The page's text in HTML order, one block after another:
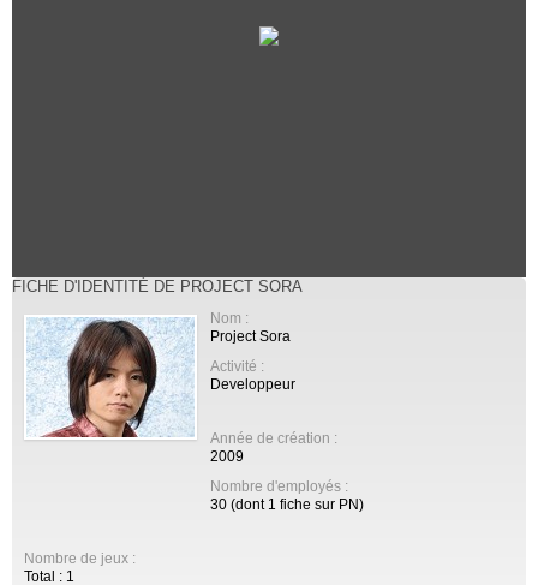
FICHE D'IDENTITÉ DE PROJECT SORA
Nom :
Project Sora
Activité :
Developpeur
Année de création :
2009
Nombre d'employés :
30 (dont 1 fiche sur PN)
Nombre de jeux :
Total : 1